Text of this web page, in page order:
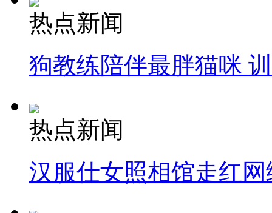
热点新闻
狗教练陪伴最胖猫咪
热点新闻
汉服仕女照相馆走红网